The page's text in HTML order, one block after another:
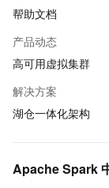
帮助文档
产品动态
高可用虚拟集群
解决方案
湖仓一体化架构
Apache Spark